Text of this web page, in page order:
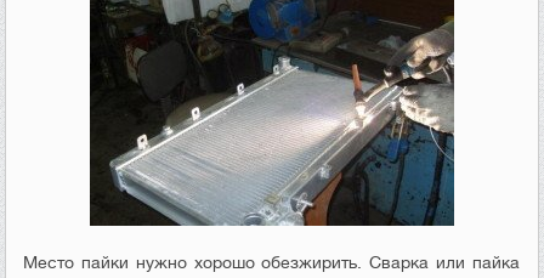
Место пайки нужно хорошо обезжирить. Сварка или пайка